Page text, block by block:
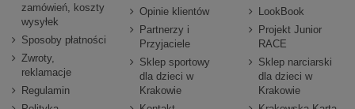
zamówień, koszty
wysyłek
Sposoby płatności
Zwroty,
reklamacje
Regulamin
Opinie klientów
Partnerzy i
Przyjaciele
Sklep sportowy
dla dzieci w
Krakowie
LookBook
Projekt Junior
RACE
Sklep narciarski
dla dzieci w
Krakowie